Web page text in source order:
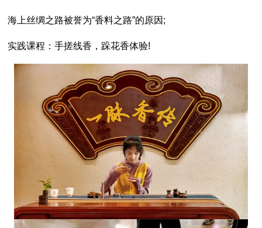
海上丝绸之路被誉为“香料之路”的原因;
实践课程：手搓线香，跺花香体验!